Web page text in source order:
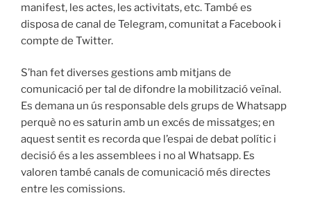
manifest, les actes, les activitats, etc. També es
disposa de canal de Telegram, comunitat a Facebook i
compte de Twitter.
S’han fet diverses gestions amb mitjans de
comunicació per tal de difondre la mobilització veïnal.
Es demana un ús responsable dels grups de Whatsapp
perquè no es saturin amb un excés de missatges; en
aquest sentit es recorda que l’espai de debat polític i
decisió és a les assemblees i no al Whatsapp. Es
valoren també canals de comunicació més directes
entre les comissions.